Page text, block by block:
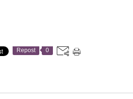
Repost 0